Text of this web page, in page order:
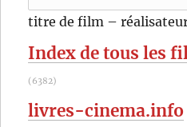
pour
:
titre de film –
Index de tous les
(6382)
livres-cinema.info